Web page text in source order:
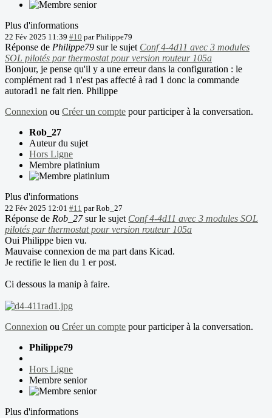
Plus d'informations
22 Fév 2025 11:39 #10 parPhilippe79
Réponse de Philippe79 sur le sujet Conf 4-4d11 avec 3 modules
SOL pilotés par thermostat pour version routeur 105a
Bonjour, je pense qu'il y a une erreur dans la configuration : le
complément rad 1 n'est pas affecté à rad 1 donc la commande
autorad1 ne fait rien. Philippe
Connexion ou Créer un compte pour participer à la conversation.
Rob_27
Auteur du sujet
Hors Ligne
Membre platinium
Plus d'informations
22 Fév 2025 12:01 #11 parRob_27
Réponse de Rob_27sur le sujet Conf 4-4d11 avec 3 modules SOL
pilotés par thermostat pour version routeur 105a
Oui Philippe bien vu.
Mauvaise connexion de ma part dans Kicad.
Je rectifie le lien du 1 er post.
Ci dessous la manip à faire.
Connexion ou Créer un compte pour participer à la conversation.
Philippe79
Hors Ligne
Membre senior
Plus d'informations